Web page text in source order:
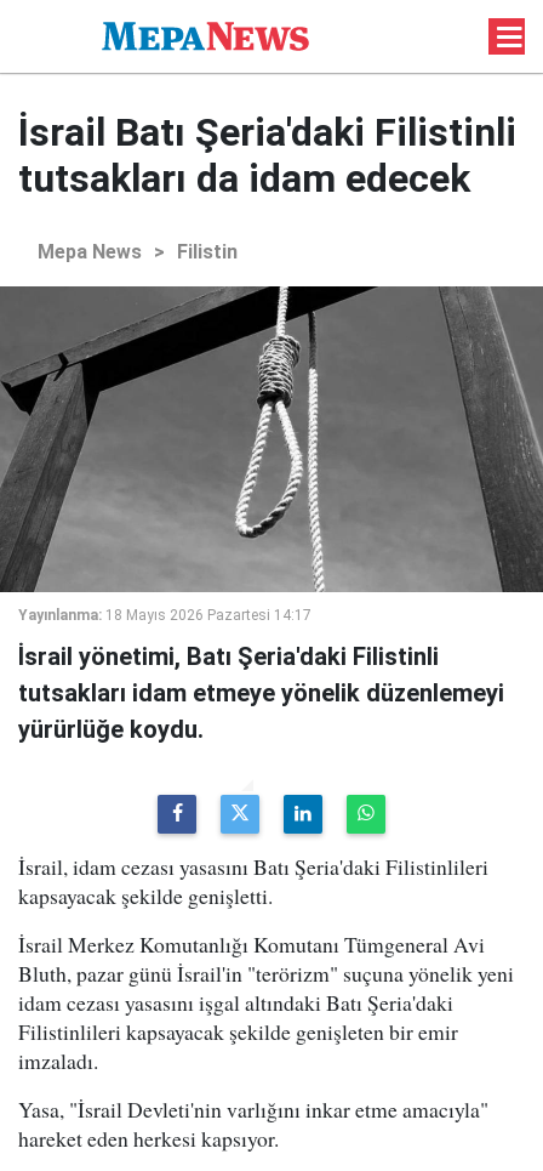
İsrail Batı Şeria'daki Filistinli
tutsakları da idam edecek
Mepa News > Filistin
Yayınlanma: 18 Mayıs 2026 Pazartesi 14:17
İsrail yönetimi, Batı Şeria'daki Filistinli
tutsakları idam etmeye yönelik düzenlemeyi
yürürlüğe koydu.
İsrail, idam cezası yasasını Batı Şeria'daki Filistinlileri
kapsayacak şekilde genişletti.
İsrail Merkez Komutanlığı Komutanı Tümgeneral Avi
Bluth, pazar günü İsrail'in "terörizm" suçuna yönelik yeni
idam cezası yasasını işgal altındaki Batı Şeria'daki
Filistinlileri kapsayacak şekilde genişleten bir emir
imzaladı.
Yasa, "İsrail Devleti'nin varlığını inkar etme amacıyla"
hareket eden herkesi kapsıyor.